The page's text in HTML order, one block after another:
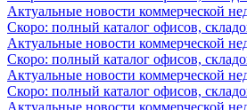
Актуальные новости коммерческой
Скоро: полный каталог офисов,
Актуальные новости коммерческой
Скоро: полный каталог офисов,
Актуальные новости коммерческой
Скоро: полный каталог офисов,
Актуальные новости коммерческой